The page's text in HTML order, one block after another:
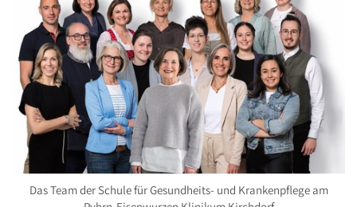
Das Team der Schule für Gesundheits- und Krankenpflege am